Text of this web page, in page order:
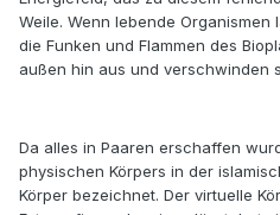
Weile. Wenn lebende
die Funken und Flammen des
außen hin aus und verschwinden
Da alles in Paaren erschaffen
physischen Körpers in der
Körper bezeichnet. Der virtuelle